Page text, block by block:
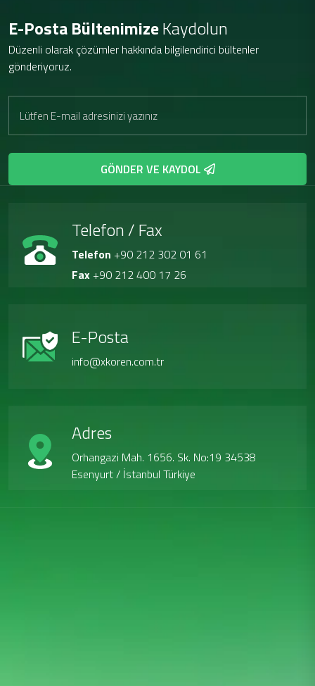
E-Posta BültenimizeKaydolun
Düzenli olarak çözümler hakkında bilgilendirici bültenler
gönderiyoruz.
GÖNDER VE KAYDOL
Telefon / Fax
Telefon +90 212 302 01 61
Fax +90 212 400 17 26
E-Posta
info@xkoren.com.tr
Adres
Orhangazi Mah. 1656. Sk. No:19 34538
Esenyurt / İstanbul Türkiye